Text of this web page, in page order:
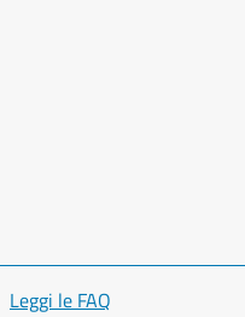
Leggi le FAQ